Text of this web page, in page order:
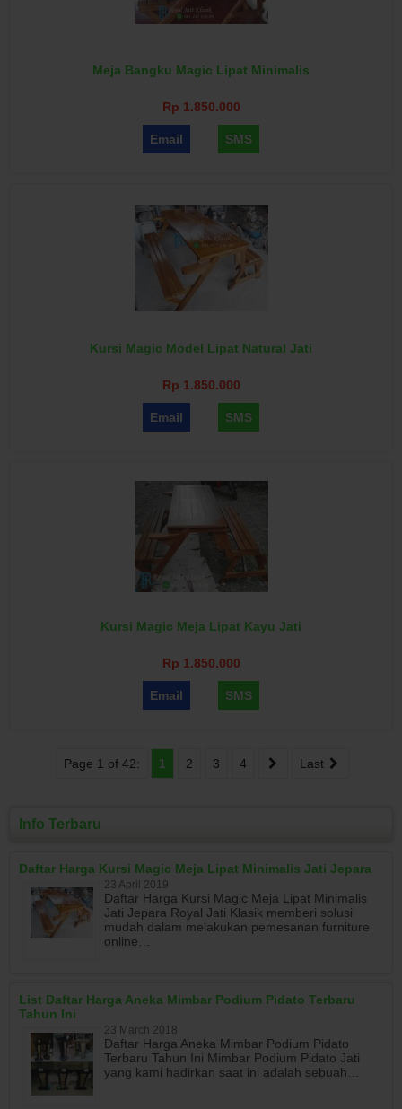
Meja Bangku Magic Lipat Minimalis
Rp 1.850.000
Email SMS
Kursi Magic Model Lipat Natural Jati
Rp 1.850.000
Email SMS
Kursi Magic Meja Lipat Kayu Jati
Rp 1.850.000
Email SMS
Page 1 of 42: 1 2 3 4 Last
Info Terbaru
Daftar Harga Kursi Magic Meja Lipat Minimalis Jati Jepara
23 April 2019
Daftar Harga Kursi Magic Meja Lipat Minimalis
Jati Jepara Royal Jati Klasik memberi solusi
mudah dalam melakukan pemesanan furniture
online…
List Daftar Harga Aneka Mimbar Podium Pidato Terbaru
Tahun Ini
23 March 2018
Daftar Harga Aneka Mimbar Podium Pidato
Terbaru Tahun Ini Mimbar Podium Pidato Jati
yang kami hadirkan saat ini adalah sebuah…